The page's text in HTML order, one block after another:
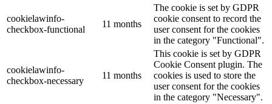
cookielawinfo-
checkbox-functional
11 months
The cookie is set by GDPR
cookie consent to record the
user consent for the cookies
in the category "Functional".
cookielawinfo-
checkbox-necessary
11 months
This cookie is set by GDPR
Cookie Consent plugin. The
cookies is used to store the
user consent for the cookies
in the category "Necessary".